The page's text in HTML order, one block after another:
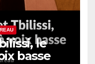
le
basse